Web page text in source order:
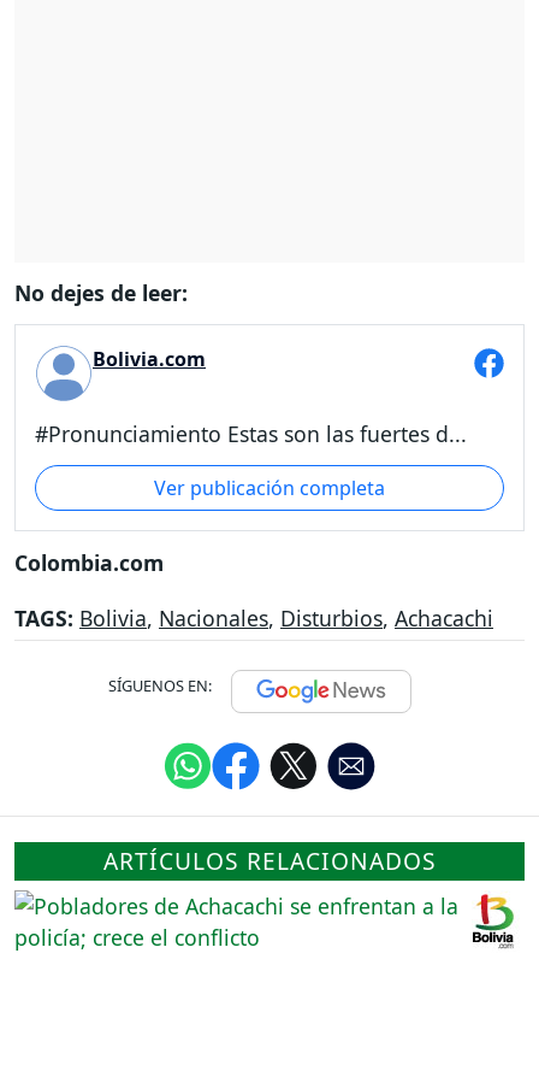
No dejes de leer:
Bolivia.com
#Pronunciamiento Estas son las fuertes d...
Ver publicación completa
Colombia.com
TAGS: Bolivia, Nacionales, Disturbios, Achacachi
SÍGUENOS EN:
ARTÍCULOS RELACIONADOS